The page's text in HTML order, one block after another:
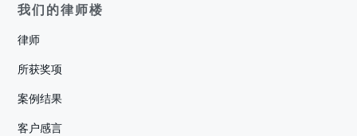
我们的律师楼
律师
所获奖项
案例结果
客户感言